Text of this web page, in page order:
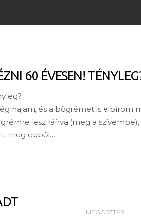
60 ÉVESEN!
hajam, és a bögrémet is elbírom
lesz ráírva (meg a
meg ebből…
MEGOSZTÁS